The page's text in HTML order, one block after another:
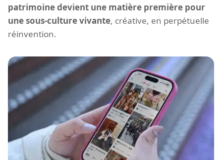
patrimoine devient une matière première pour
une sous-culture vivante, créative, en perpétuelle
réinvention.